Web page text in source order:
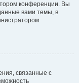
конференции. Вы
вами темы, в
связанные с